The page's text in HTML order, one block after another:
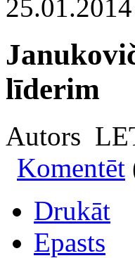
līderim
Autors
Komentēt
Drukāt
Epasts